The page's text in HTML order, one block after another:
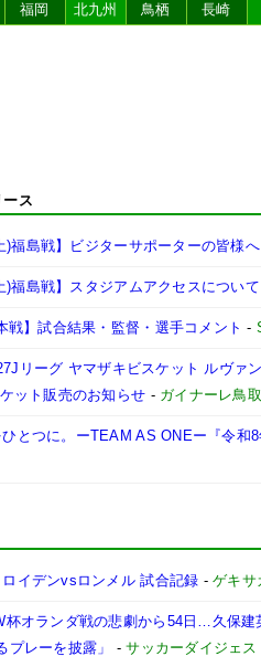
福岡 北九州 鳥栖 長崎
ース
)福島戦】ビジターサポーターの皆様へ
)福島戦】スタジアムアクセスについて
戦】試合結果・監督・選手コメント -
リーグ ヤマザキビスケット ルヴ
ット販売のお知らせ - ガイナーレ鳥取
とつに。ーTEAM AS ONEー『令和
イデンvsロンメル 試合記録 -ゲキサ
杯オランダ戦の悲劇から54日…久保
プレーを披露」
-サッカーダイジェ